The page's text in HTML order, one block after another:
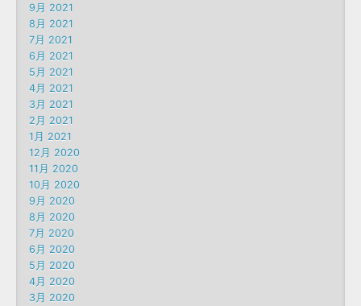
9月 2021
8月 2021
7月 2021
6月 2021
5月 2021
4月 2021
3月 2021
2月 2021
1月 2021
12月 2020
11月 2020
10月 2020
9月 2020
8月 2020
7月 2020
6月 2020
5月 2020
4月 2020
3月 2020